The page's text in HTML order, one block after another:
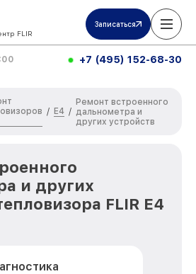
FLIR
Записаться
+7 (495) 152-68-30
/ E4 /
Ремонт встроенного
дальнометра и
других устройств
и других
FLIR E4